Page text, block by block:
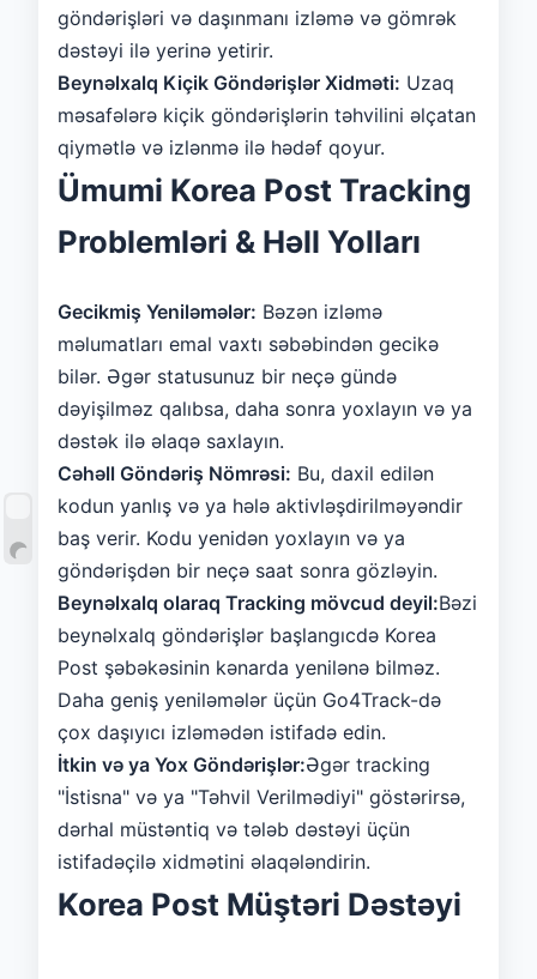
göndərişləri və daşınmanı izləmə və gömrək
dəstəyi ilə yerinə yetirir.
Beynəlxalq Kiçik Göndərişlər Xidməti: Uzaq
məsafələrə kiçik göndərişlərin təhvilini əlçatan
qiymətlə və izlənmə ilə hədəf qoyur.
Ümumi Korea Post Tracking
Problemləri & Həll Yolları
Gecikmiş Yeniləmələr: Bəzən izləmə
məlumatları emal vaxtı səbəbindən gecikə
bilər. Əgər statusunuz bir neçə gündə
dəyişilməz qalıbsa, daha sonra yoxlayın və ya
dəstək ilə əlaqə saxlayın.
Cəhəll Göndəriş Nömrəsi: Bu, daxil edilən
kodun yanlış və ya hələ aktivləşdirilməyəndir
baş verir. Kodu yenidən yoxlayın və ya
göndərişdən bir neçə saat sonra gözləyin.
Beynəlxalq olaraq Tracking mövcud deyil:Bəzi
beynəlxalq göndərişlər başlangıcdə Korea
Post şəbəkəsinin kənarda yenilənə bilməz.
Daha geniş yeniləmələr üçün Go4Track-də
çox daşıyıcı izləmədən istifadə edin.
İtkin və ya Yox Göndərişlər:Əgər tracking
"İstisna" və ya "Təhvil Verilmədiyi" göstərirsə,
dərhal müstəntiq və tələb dəstəyi üçün
istifadəçilə xidmətini əlaqələndirin.
Korea Post Müştəri Dəstəyi